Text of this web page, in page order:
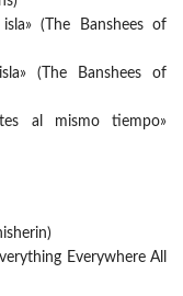
(The Banshees of
(The Banshees of
al mismo tiempo»
Everywhere All